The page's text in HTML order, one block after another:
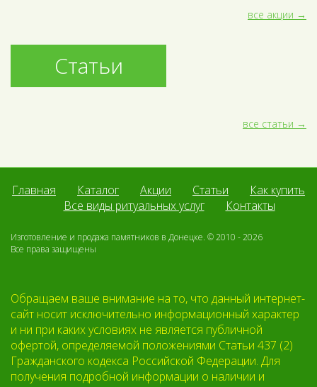
все акции
Статьи
все статьи
Главная Каталог Акции Статьи
Как купить
Все виды ритуальных услуг
Контакты
Изготовление и продажа памятников в Донецке. © 2010 - 2026
Все права защищены
Обращаем ваше внимание на то, что данный интернет-
сайт носит исключительно информационный характер
и ни при каких условиях не является публичной
офертой, определяемой положениями Статьи 437 (2)
Гражданского кодекса Российской Федерации. Для
получения подробной информации о наличии и